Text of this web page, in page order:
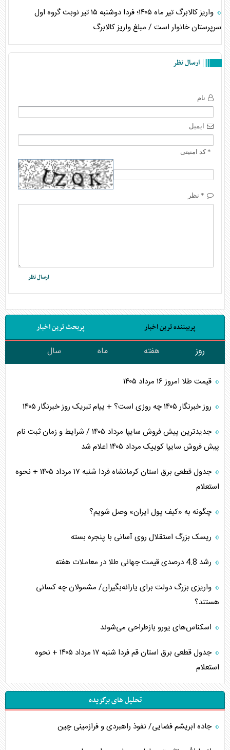
واریز کالابرگ تیر ماه ۱۴۰۵؛ فردا دوشنبه ۱۵ تیر نوبت گروه اول
سرپرستان خانوار است / مبلغ واریز کالابرگ
ارسال نظر
نام
ایمیل
* کد امنیتی
* نظر
پربیننده ترین اخبار پربحث ترین اخبار
روز هفته ماه سال
قیمت طلا امروز ۱۶ مرداد ۱۴۰۵
روز خبرنگار ۱۴۰۵ چه روزی است؟ + پیام تبریک روز خبرنگار ۱۴۰۵
جدیدترین پیش فروش سایپا مرداد ۱۴۰۵ / شرایط و زمان ثبت نام
پیش فروش سایپا کوییک مرداد ۱۴۰۵ اعلام شد
جدول قطعی برق استان کرمانشاه فردا شنبه ۱۷ مرداد ۱۴۰۵ + نحوه
استعلام
چگونه به «کیف پول ایران» وصل شویم؟
ریسک بزرگ استقلال روی آسانی با پنجره بسته
رشد 4.8 درصدی قیمت جهانی طلا در معاملات هفته
واریزی بزرگ دولت برای یارانه‌بگیران/ مشمولان چه کسانی
هستند؟
اسکناس‌های یورو بازطراحی می‌شوند
جدول قطعی برق استان قم فردا شنبه ۱۷ مرداد ۱۴۰۵ + نحوه
استعلام
تحلیل های برگزیده
جاده ابریشم فضایی/ نفوذ راهبردی و فرازمینی چین